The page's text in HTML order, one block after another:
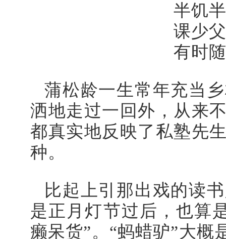
半饥
课少
有时
蒲松龄一生常年充当
洒地走过一回外，从来
都真实地反映了私塾先
种。
比起上引那出戏的读
是正月灯节过后，也算
癞呆货”。“蚂蜡驴”大概